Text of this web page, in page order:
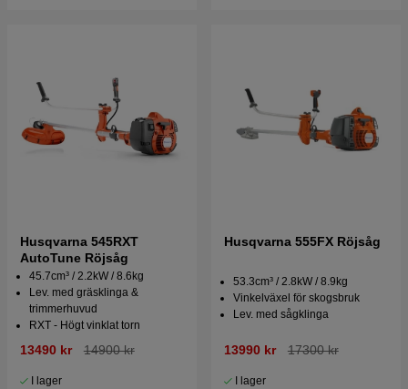
Husqvarna 545RXT
AutoTune Röjsåg
45.7cm³ / 2.2kW / 8.6kg
Lev. med gräsklinga &
trimmerhuvud
RXT - Högt vinklat torn
13490 kr 14900 kr
I lager
Husqvarna 555FX Röjsåg
53.3cm³ / 2.8kW / 8.9kg
Vinkelväxel för skogsbruk
Lev. med sågklinga
13990 kr 17300 kr
I lager